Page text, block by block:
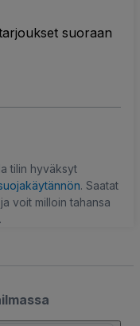
suoraan
tilin hyväksyt
. Saatat
voit milloin tahansa